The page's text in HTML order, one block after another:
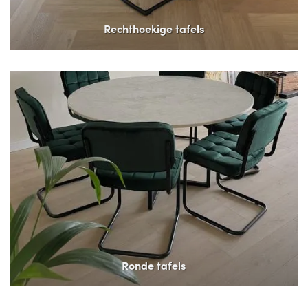
Rechthoekige tafels
Ronde tafels